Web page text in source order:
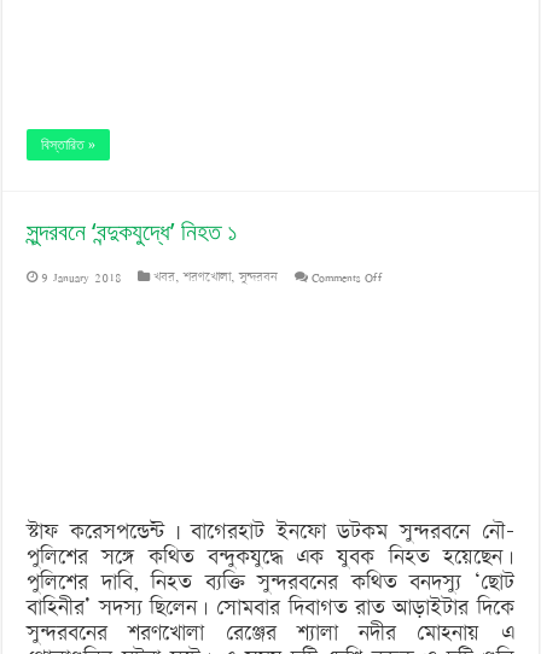
বিস্তারিত »
সুন্দরবনে ‘বন্দুকযুদ্ধে’ নিহত ১
9 January 2018 খবর,শরণখোলা,সুন্দরবন Comments Offon
স্টাফ করেসপন্ডেন্ট | বাগেরহাট ইনফো ডটকম সুন্দরবনে নৌ-
পুলিশের সঙ্গে কথিত বন্দুকযুদ্ধে এক যুবক নিহত হয়েছেন।
পুলিশের দাবি, নিহত ব্যক্তি সুন্দরবনের কথিত বনদস্যু ‘ছোট
বাহিনীর’ সদস্য ছিলেন। সোমবার দিবাগত রাত আড়াইটার দিকে
সুন্দরবনের শরণখোলা রেঞ্জের শ্যালা নদীর মোহনায় এ